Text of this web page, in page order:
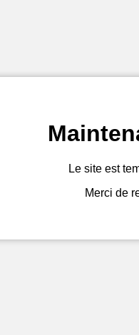
Le site est
Merci de